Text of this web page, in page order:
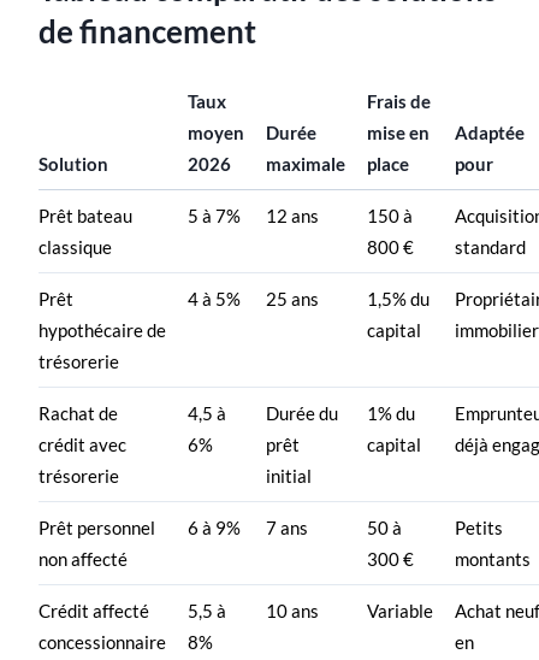
de financement
Solution
Taux
moyen
2026
Durée
maximale
Frais de
mise en
place
Adaptée
pour
Prêt bateau
classique
5 à 7% 12 ans
150 à
800 €
standard
Prêt
hypothécaire de
trésorerie
4 à 5% 25 ans
1,5% du
capital
Rachat de
crédit avec
trésorerie
4,5 à
6%
Durée du
prêt
initial
1% du
capital
déjà
Prêt personnel
non affecté
6 à 9% 7 ans
50 à
300 €
Petits
montants
Crédit affecté
concessionnaire
5,5 à
8%
10 ans Variable
Achat neuf
en